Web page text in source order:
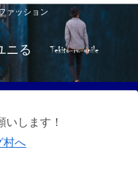
ァッション
ニる
いします！